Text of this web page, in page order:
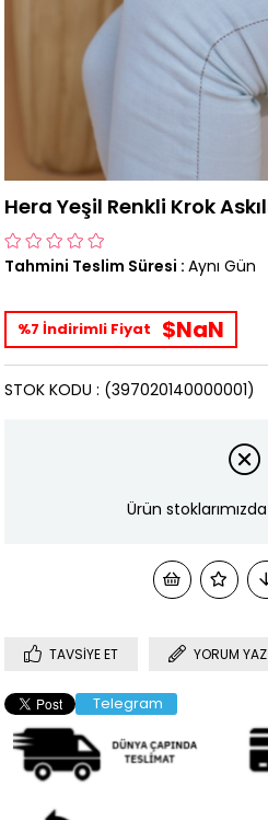
Hera Yeşil Renkli Krok
Tahmini Teslim Süresi : Aynı Gün
%7 İndirimli Fiyat $NaN
(397020140000001)
STOK KODU
Ürün
TAVSIYE ET YORUM YAZ
Telegram